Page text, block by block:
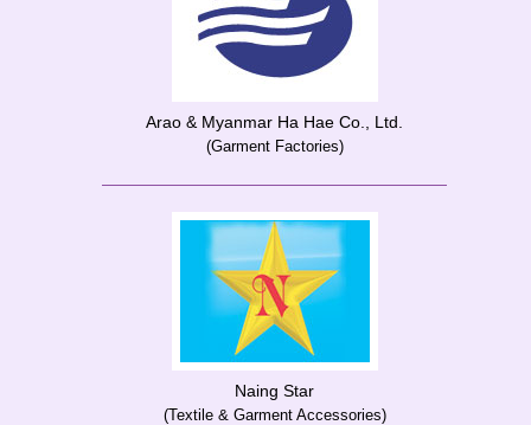
Arao & Myanmar Ha Hae Co., Ltd.
(Garment Factories)
Naing Star
(Textile & Garment Accessories)